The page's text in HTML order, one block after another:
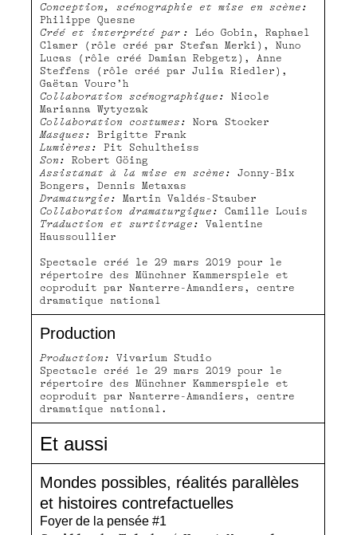
Conception, scénographie et mise en scène:
Philippe Quesne
Créé et interprété par :
Léo Gobin, Raphael
Clamer (rôle créé par Stefan Merki), Nuno
Lucas (rôle créé Damian Rebgetz), Anne
Steffens (rôle créé par Julia Riedler),
Gaëtan Vourc’h
Collaboration scénographique:
Nicole
Marianna Wytyczak
Collaboration costumes:
Nora Stocker
Masques: Brigitte Frank
Lumières:
Pit Schultheiss
Son:
Robert Göing
Assistanat à la mise en scène:
Jonny-Bix
Bongers, Dennis Metaxas
Dramaturgie:
Martin Valdés-Stauber
Collaboration dramaturgique:
Camille Louis
Traduction et surtitrage:
Valentine
Haussoullier
Spectacle créé le 29 mars 2019 pour le
répertoire des Münchner Kammerspiele et
coproduit par Nanterre-Amandiers, centre
dramatique national
Production
Production:
Vivarium Studio
Spectacle créé le 29 mars 2019 pour le
répertoire des Münchner Kammerspiele et
coproduit par Nanterre-Amandiers, centre
dramatique national.
Et aussi
Mondes possibles, réalités parallèles
et histoires contrefactuelles
Foyer de la pensée #1